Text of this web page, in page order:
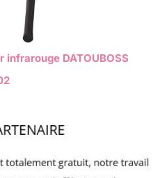
infrarouge DATOUBOSS